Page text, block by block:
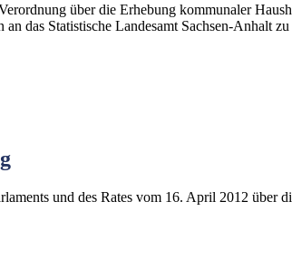
über die Erhebung kommunaler
das Statistische Landesamt Sachsen-Anhalt
und des Rates vom 16. April 2012